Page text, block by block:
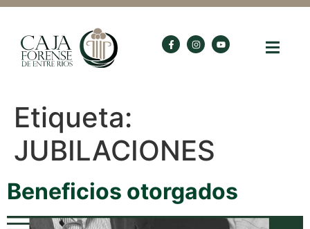
Etiqueta:
JUBILACIONES
Beneficios otorgados